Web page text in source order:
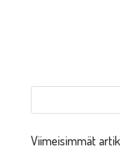
Viimeisimmät